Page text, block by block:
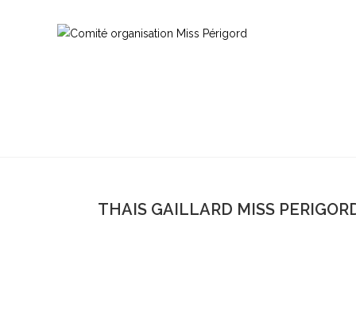
THAIS GAILLARD MISS